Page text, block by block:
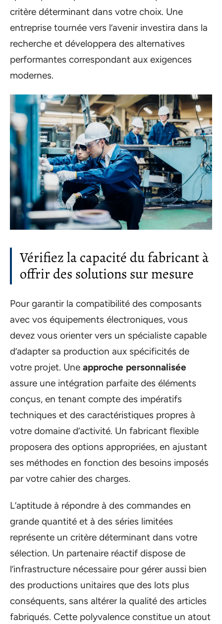
critère déterminant dans votre choix. Une
entreprise tournée vers l’avenir investira dans la
recherche et développera des alternatives
performantes correspondant aux exigences
modernes.
Vérifiez la capacité du fabricant à
offrir des solutions sur mesure
Pour garantir la compatibilité des composants
avec vos équipements électroniques, vous
devez vous orienter vers un spécialiste capable
d’adapter sa production aux spécificités de
votre projet. Une approche personnalisée
assure une intégration parfaite des éléments
conçus, en tenant compte des impératifs
techniques et des caractéristiques propres à
votre domaine d’activité. Un fabricant flexible
proposera des options appropriées, en ajustant
ses méthodes en fonction des besoins imposés
par votre cahier des charges.
L’aptitude à répondre à des commandes en
grande quantité et à des séries limitées
représente un critère déterminant dans votre
sélection. Un partenaire réactif dispose de
l’infrastructure nécessaire pour gérer aussi bien
des productions unitaires que des lots plus
conséquents, sans altérer la qualité des articles
fabriqués. Cette polyvalence constitue un atout